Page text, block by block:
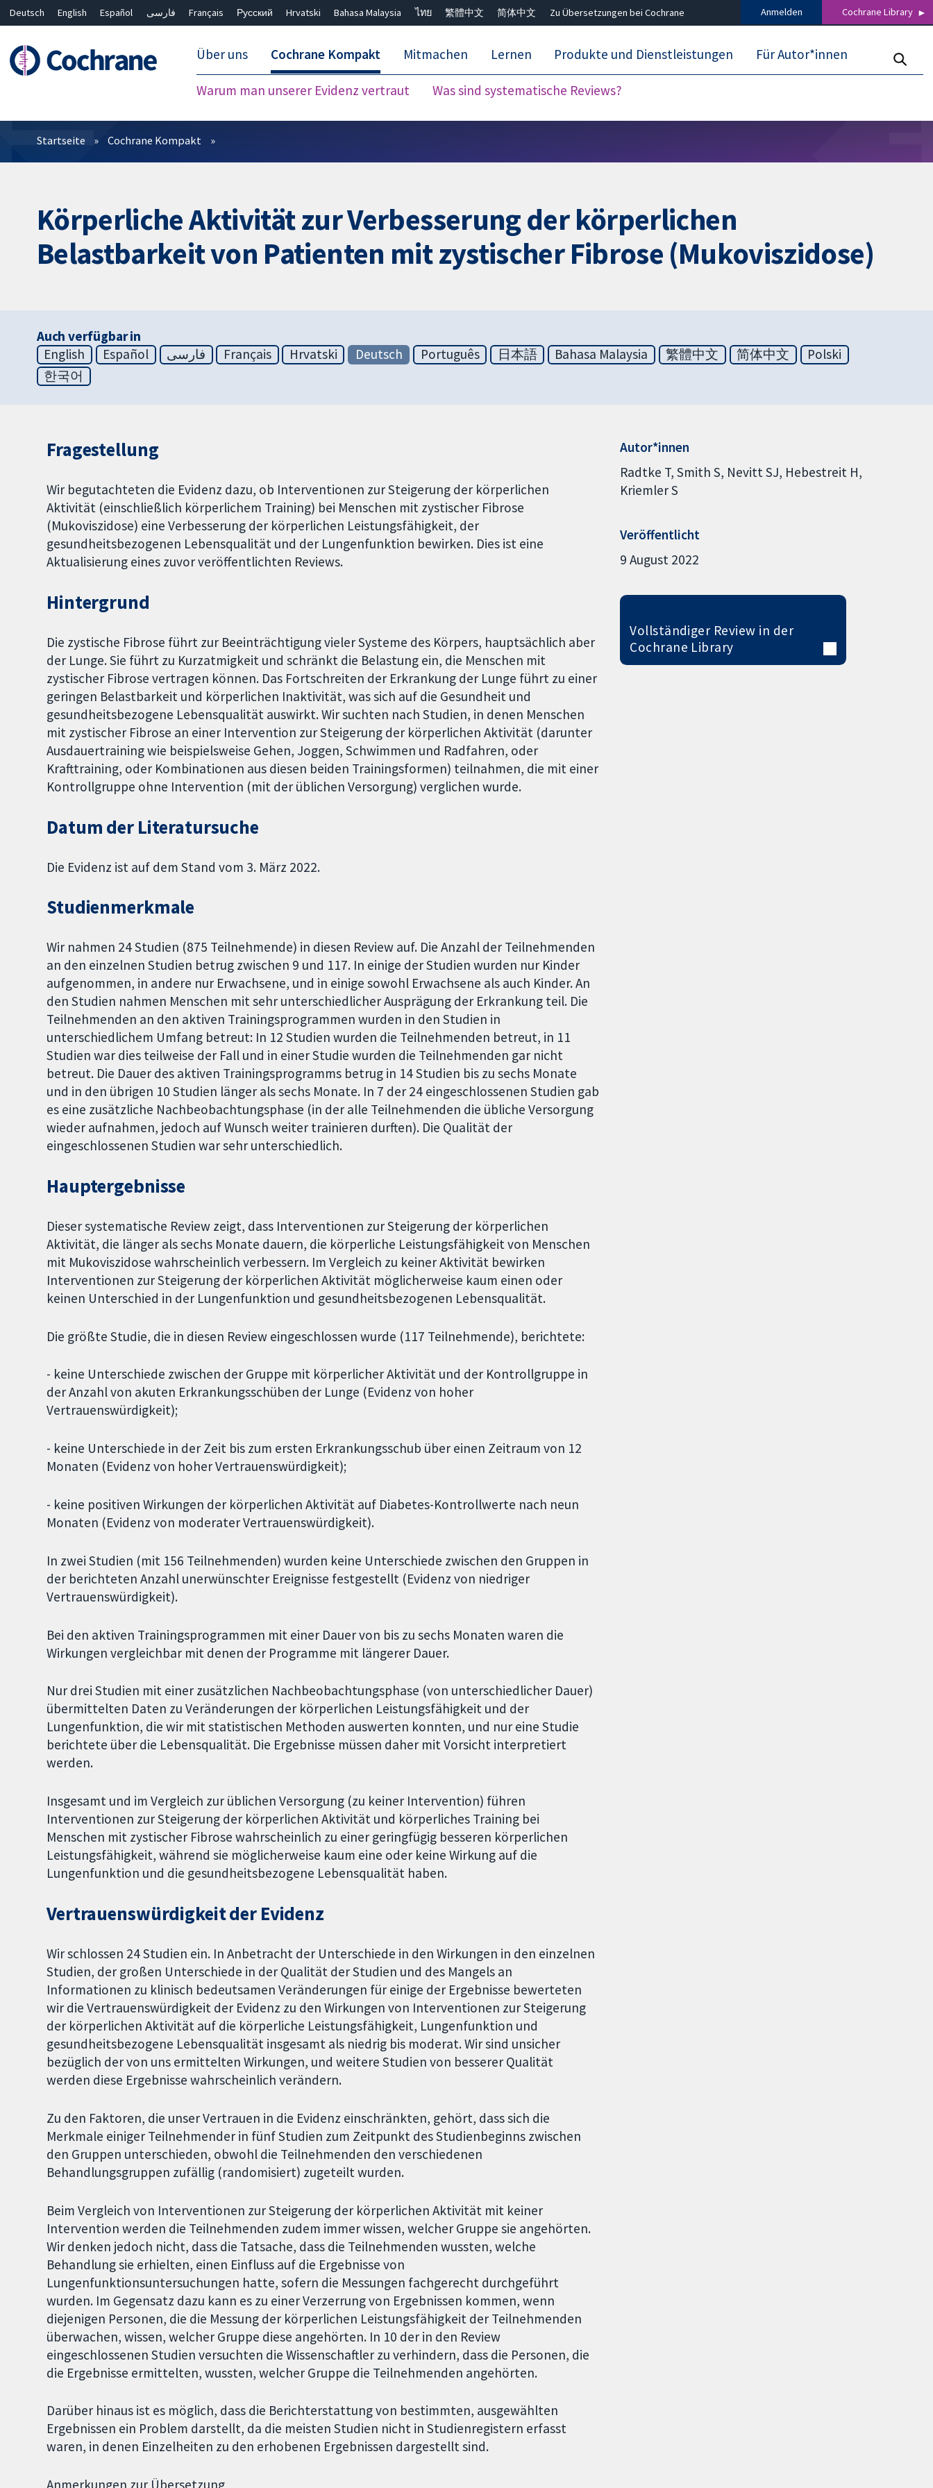
Deutsch English Español فارسی Français Русский Hrvatski Bahasa Malaysia ไทย 繁體中文 简体中文 Zu Übersetzungen bei Cochrane Anmelden Cochrane Library
Über uns Cochrane Kompakt
Warum man unserer Evidenz vertraut Was sind systematische Reviews?
Mitmachen Lernen Produkte und Dienstleistungen Für Autor*innen
Filter
Startseite Cochrane Kompakt
Körperliche Aktivität zur Verbesserung der körperlichen
Belastbarkeit von Patienten mit zystischer Fibrose (Mukoviszidose)
Auch verfügbar in
English
Español فارسی Français Hrvatski Deutsch Português 日本語 Bahasa Malaysia 繁體中文 简体中文
Polski
한국어
Fragestellung
Wir begutachteten die Evidenz dazu, ob Interventionen zur Steigerung der körperlichen
Aktivität (einschließlich körperlichem Training) bei Menschen mit zystischer Fibrose
(Mukoviszidose) eine Verbesserung der körperlichen Leistungsfähigkeit, der
gesundheitsbezogenen Lebensqualität und der Lungenfunktion bewirken. Dies ist eine
Aktualisierung eines zuvor veröffentlichten Reviews.
Hintergrund
Die zystische Fibrose führt zur Beeinträchtigung vieler Systeme des Körpers, hauptsächlich aber
der Lunge. Sie führt zu Kurzatmigkeit und schränkt die Belastung ein, die Menschen mit
zystischer Fibrose vertragen können. Das Fortschreiten der Erkrankung der Lunge führt zu einer
geringen Belastbarkeit und körperlichen Inaktivität, was sich auf die Gesundheit und
gesundheitsbezogene Lebensqualität auswirkt. Wir suchten nach Studien, in denen Menschen
mit zystischer Fibrose an einer Intervention zur Steigerung der körperlichen Aktivität (darunter
Ausdauertraining wie beispielsweise Gehen, Joggen, Schwimmen und Radfahren, oder
Krafttraining, oder Kombinationen aus diesen beiden Trainingsformen) teilnahmen, die mit einer
Kontrollgruppe ohne Intervention (mit der üblichen Versorgung) verglichen wurde.
Datum der Literatursuche
Die Evidenz ist auf dem Stand vom 3. März 2022.
Studienmerkmale
Wir nahmen 24 Studien (875 Teilnehmende) in diesen Review auf. Die Anzahl der Teilnehmenden
an den einzelnen Studien betrug zwischen 9 und 117. In einige der Studien wurden nur Kinder
aufgenommen, in andere nur Erwachsene, und in einige sowohl Erwachsene als auch Kinder. An
den Studien nahmen Menschen mit sehr unterschiedlicher Ausprägung der Erkrankung teil. Die
Teilnehmenden an den aktiven Trainingsprogrammen wurden in den Studien in
unterschiedlichem Umfang betreut: In 12 Studien wurden die Teilnehmenden betreut, in 11
Studien war dies teilweise der Fall und in einer Studie wurden die Teilnehmenden gar nicht
betreut. Die Dauer des aktiven Trainingsprogramms betrug in 14 Studien bis zu sechs Monate
und in den übrigen 10 Studien länger als sechs Monate. In 7 der 24 eingeschlossenen Studien gab
es eine zusätzliche Nachbeobachtungsphase (in der alle Teilnehmenden die übliche Versorgung
wieder aufnahmen, jedoch auf Wunsch weiter trainieren durften). Die Qualität der
eingeschlossenen Studien war sehr unterschiedlich.
Hauptergebnisse
Dieser systematische Review zeigt, dass Interventionen zur Steigerung der körperlichen
Aktivität, die länger als sechs Monate dauern, die körperliche Leistungsfähigkeit von Menschen
mit Mukoviszidose wahrscheinlich verbessern. Im Vergleich zu keiner Aktivität bewirken
Interventionen zur Steigerung der körperlichen Aktivität möglicherweise kaum einen oder
keinen Unterschied in der Lungenfunktion und gesundheitsbezogenen Lebensqualität.
Die größte Studie, die in diesen Review eingeschlossen wurde (117 Teilnehmende), berichtete:
- keine Unterschiede zwischen der Gruppe mit körperlicher Aktivität und der Kontrollgruppe in
der Anzahl von akuten Erkrankungsschüben der Lunge (Evidenz von hoher
Vertrauenswürdigkeit);
- keine Unterschiede in der Zeit bis zum ersten Erkrankungsschub über einen Zeitraum von 12
Monaten (Evidenz von hoher Vertrauenswürdigkeit);
- keine positiven Wirkungen der körperlichen Aktivität auf Diabetes-Kontrollwerte nach neun
Monaten (Evidenz von moderater Vertrauenswürdigkeit).
In zwei Studien (mit 156 Teilnehmenden) wurden keine Unterschiede zwischen den Gruppen in
der berichteten Anzahl unerwünschter Ereignisse festgestellt (Evidenz von niedriger
Vertrauenswürdigkeit).
Bei den aktiven Trainingsprogrammen mit einer Dauer von bis zu sechs Monaten waren die
Wirkungen vergleichbar mit denen der Programme mit längerer Dauer.
Nur drei Studien mit einer zusätzlichen Nachbeobachtungsphase (von unterschiedlicher Dauer)
übermittelten Daten zu Veränderungen der körperlichen Leistungsfähigkeit und der
Lungenfunktion, die wir mit statistischen Methoden auswerten konnten, und nur eine Studie
berichtete über die Lebensqualität. Die Ergebnisse müssen daher mit Vorsicht interpretiert
werden.
Insgesamt und im Vergleich zur üblichen Versorgung (zu keiner Intervention) führen
Interventionen zur Steigerung der körperlichen Aktivität und körperliches Training bei
Menschen mit zystischer Fibrose wahrscheinlich zu einer geringfügig besseren körperlichen
Leistungsfähigkeit, während sie möglicherweise kaum eine oder keine Wirkung auf die
Lungenfunktion und die gesundheitsbezogene Lebensqualität haben.
Vertrauenswürdigkeit der Evidenz
Wir schlossen 24 Studien ein. In Anbetracht der Unterschiede in den Wirkungen in den einzelnen
Studien, der großen Unterschiede in der Qualität der Studien und des Mangels an
Informationen zu klinisch bedeutsamen Veränderungen für einige der Ergebnisse bewerteten
wir die Vertrauenswürdigkeit der Evidenz zu den Wirkungen von Interventionen zur Steigerung
der körperlichen Aktivität auf die körperliche Leistungsfähigkeit, Lungenfunktion und
gesundheitsbezogene Lebensqualität insgesamt als niedrig bis moderat. Wir sind unsicher
bezüglich der von uns ermittelten Wirkungen, und weitere Studien von besserer Qualität
werden diese Ergebnisse wahrscheinlich verändern.
Zu den Faktoren, die unser Vertrauen in die Evidenz einschränkten, gehört, dass sich die
Merkmale einiger Teilnehmender in fünf Studien zum Zeitpunkt des Studienbeginns zwischen
den Gruppen unterschieden, obwohl die Teilnehmenden den verschiedenen
Behandlungsgruppen zufällig (randomisiert) zugeteilt wurden.
Beim Vergleich von Interventionen zur Steigerung der körperlichen Aktivität mit keiner
Intervention werden die Teilnehmenden zudem immer wissen, welcher Gruppe sie angehörten.
Wir denken jedoch nicht, dass die Tatsache, dass die Teilnehmenden wussten, welche
Behandlung sie erhielten, einen Einfluss auf die Ergebnisse von
Lungenfunktionsuntersuchungen hatte, sofern die Messungen fachgerecht durchgeführt
wurden. Im Gegensatz dazu kann es zu einer Verzerrung von Ergebnissen kommen, wenn
diejenigen Personen, die die Messung der körperlichen Leistungsfähigkeit der Teilnehmenden
überwachen, wissen, welcher Gruppe diese angehörten. In 10 der in den Review
eingeschlossenen Studien versuchten die Wissenschaftler zu verhindern, dass die Personen, die
die Ergebnisse ermittelten, wussten, welcher Gruppe die Teilnehmenden angehörten.
Darüber hinaus ist es möglich, dass die Berichterstattung von bestimmten, ausgewählten
Ergebnissen ein Problem darstellt, da die meisten Studien nicht in Studienregistern erfasst
waren, in denen Einzelheiten zu den erhobenen Ergebnissen dargestellt sind.
Anmerkungen zur Übersetzung
Autor*innen
Radtke T Smith S Nevitt SJ Hebestreit H
Kriemler S
Veröffentlicht
9 August 2022
Vollständiger Review in der
Cochrane Library